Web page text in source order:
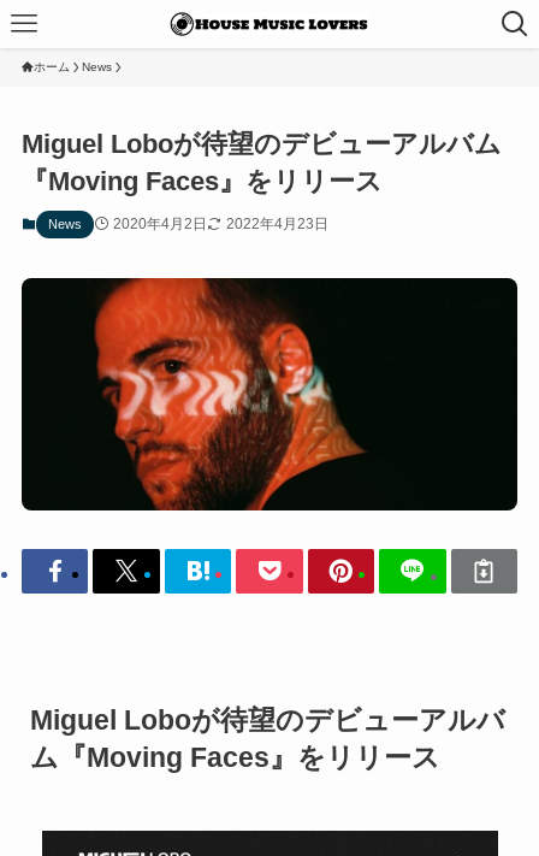
ホーム News
Miguel Loboが待望のデビューアルバム
『Moving Faces』をリリース
News 2020年4月2日 2022年4月23日
Miguel Loboが待望のデビューアルバ
ム『Moving Faces』をリリース